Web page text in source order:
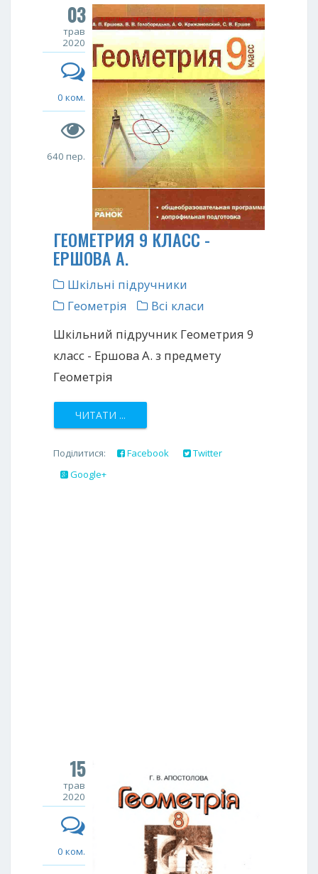
03
трав
2020
0 ком.
640 пер.
ГЕОМЕТРИЯ 9 КЛАСС -
ЕРШОВА А.
Шкільні підручники
Геометрія
Всі класи
Шкільний підручник Геометрия 9
класс - Ершова А. з предмету
Геометрія
ЧИТАТИ ...
Поділитися: Facebook
Twitter
Google+
15
трав
2020
0 ком.